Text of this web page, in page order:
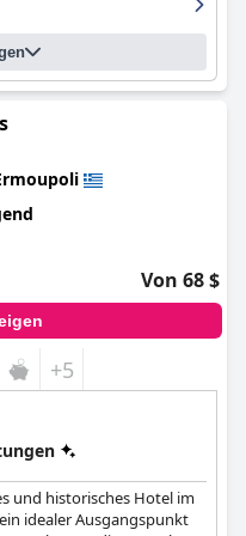
Von 68 $
+5
und historisches Hotel im
idealer Ausgangspunkt